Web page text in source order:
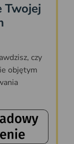
Twojej
czy
objętym